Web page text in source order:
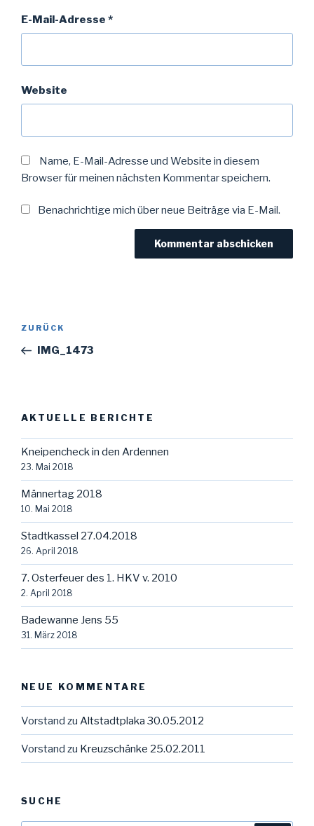
E-Mail-Adresse *
Website
Name, E-Mail-Adresse und Website in diesem
Browser für meinen nächsten Kommentar speichern.
Benachrichtige mich über neue Beiträge via E-Mail.
Beitragsnavigation
Vorheriger
Beitrag
ZURÜCK
IMG_1473
AKTUELLE BERICHTE
Kneipencheck in den Ardennen
23. Mai 2018
Männertag 2018
10. Mai 2018
Stadtkassel 27.04.2018
26. April 2018
7. Osterfeuer des 1. HKV v. 2010
2. April 2018
Badewanne Jens 55
31. März 2018
NEUE KOMMENTARE
Vorstand zu Altstadtplaka 30.05.2012
Vorstand zu Kreuzschänke 25.02.2011
SUCHE